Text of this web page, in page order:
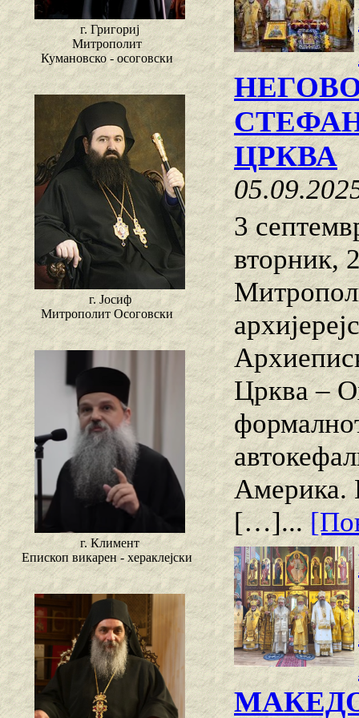
г. Григориј
Митрополит
Кумановско - осоговски
г. Јосиф
Митрополит Осоговски
г. Климент
Епископ викарен - хераклејски
ЦРКВА
3
вторник,
Црква –
Америка.
[…]...